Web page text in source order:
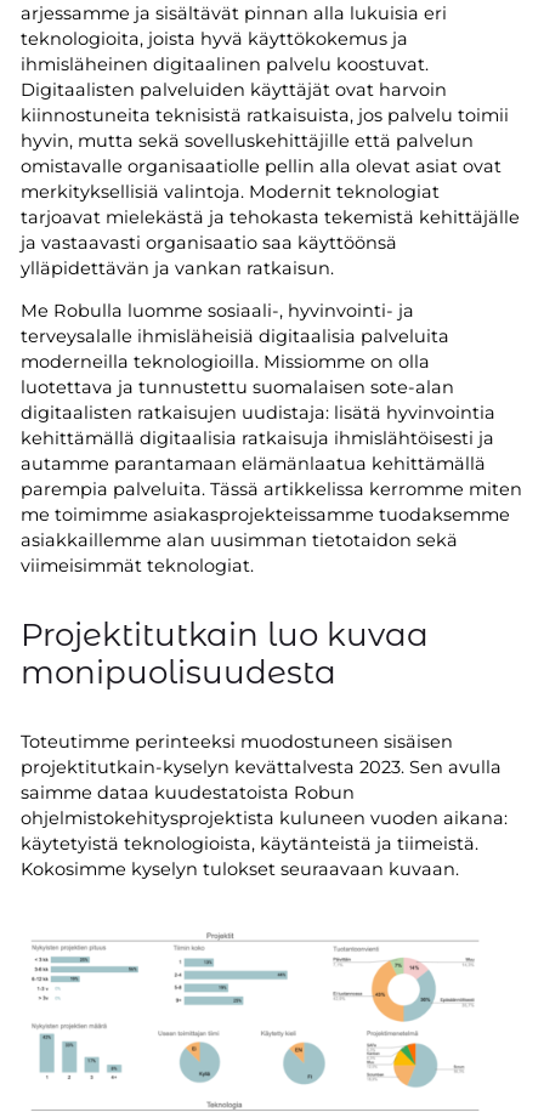
arjessamme ja sisältävät pinnan alla lukuisia eri
teknologioita, joista hyvä käyttökokemus ja
ihmisläheinen digitaalinen palvelu koostuvat.
Digitaalisten palveluiden käyttäjät ovat harvoin
kiinnostuneita teknisistä ratkaisuista, jos palvelu toimii
hyvin, mutta sekä sovelluskehittäjille että palvelun
omistavalle organisaatiolle pellin alla olevat asiat ovat
merkityksellisiä valintoja. Modernit teknologiat
tarjoavat mielekästä ja tehokasta tekemistä kehittäjälle
ja vastaavasti organisaatio saa käyttöönsä
ylläpidettävän ja vankan ratkaisun.
Me Robulla luomme sosiaali-, hyvinvointi- ja
terveysalalle ihmisläheisiä digitaalisia palveluita
moderneilla teknologioilla. Missiomme on olla
luotettava ja tunnustettu suomalaisen sote-alan
digitaalisten ratkaisujen uudistaja: lisätä hyvinvointia
kehittämällä digitaalisia ratkaisuja ihmislähtöisesti ja
autamme parantamaan elämänlaatua kehittämällä
parempia palveluita. Tässä artikkelissa kerromme miten
me toimimme asiakasprojekteissamme tuodaksemme
asiakkaillemme alan uusimman tietotaidon sekä
viimeisimmät teknologiat.
Projektitutkain luo kuvaa
monipuolisuudesta
Toteutimme perinteeksi muodostuneen sisäisen
projektitutkain-kyselyn kevättalvesta 2023. Sen avulla
saimme dataa kuudestatoista Robun
ohjelmistokehitysprojektista kuluneen vuoden aikana:
käytetyistä teknologioista, käytänteistä ja tiimeistä.
Kokosimme kyselyn tulokset seuraavaan kuvaan.